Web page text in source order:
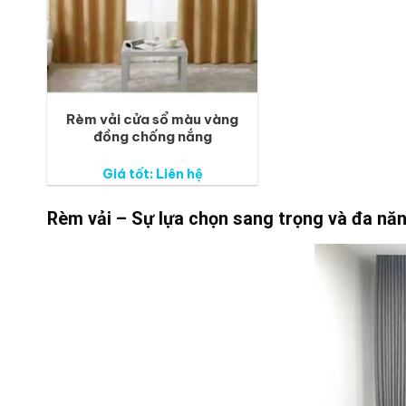
Rèm vải cửa sổ màu vàng
đồng chống nắng
Giá tốt: Liên hệ
Rèm vải – Sự lựa chọn sang trọng và đa